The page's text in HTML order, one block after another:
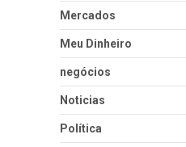
Mercados
Meu Dinheiro
negócios
Noticias
Política